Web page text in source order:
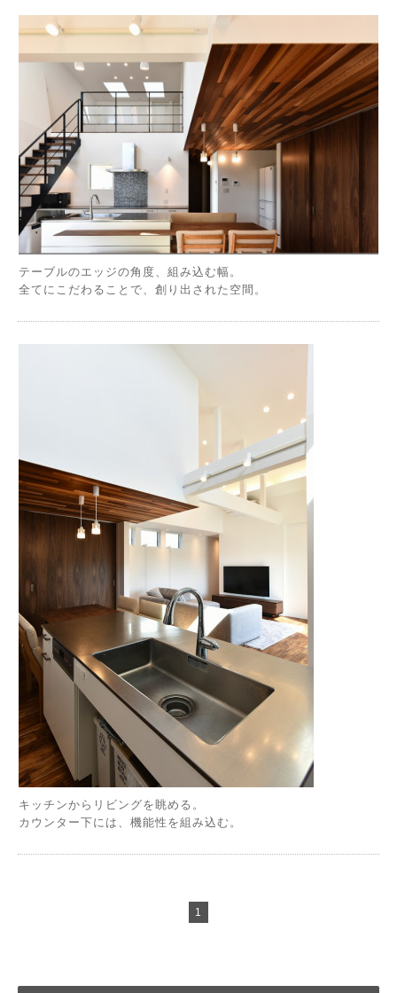
テーブルのエッジの角度、組み込む幅。
全てにこだわることで、創り出された空間。
キッチンからリビングを眺める。
カウンター下には、機能性を組み込む。
1